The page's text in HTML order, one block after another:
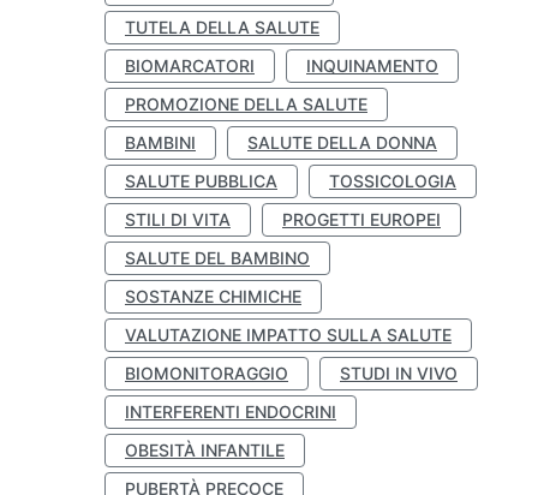
TUTELA DELLA SALUTE
BIOMARCATORI
INQUINAMENTO
PROMOZIONE DELLA SALUTE
BAMBINI
SALUTE DELLA DONNA
SALUTE PUBBLICA
TOSSICOLOGIA
STILI DI VITA
PROGETTI EUROPEI
SALUTE DEL BAMBINO
SOSTANZE CHIMICHE
VALUTAZIONE IMPATTO SULLA SALUTE
BIOMONITORAGGIO
STUDI IN VIVO
INTERFERENTI ENDOCRINI
OBESITÀ INFANTILE
PUBERTÀ PRECOCE